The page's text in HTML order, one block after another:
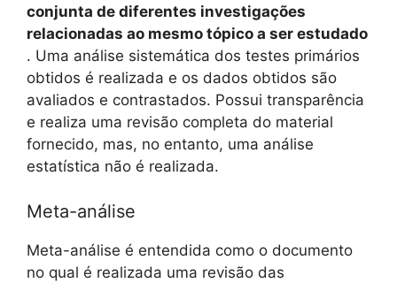
conjunta de diferentes investigações
relacionadas ao mesmo tópico a ser estudado
. Uma análise sistemática dos testes primários
obtidos é realizada e os dados obtidos são
avaliados e contrastados. Possui transparência
e realiza uma revisão completa do material
fornecido, mas, no entanto, uma análise
estatística não é realizada.
Meta-análise
Meta-análise é entendida como o documento
no qual é realizada uma revisão das